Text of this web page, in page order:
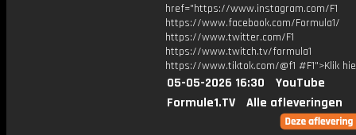
href="https://www.instagram.com/F1
https://www.facebook.com/Formula1/
https://www.twitter.com/F1
https://www.twitch.tv/formula1
https://www.tiktok.com/@f1 #F1">Klik
05-05-2026 16:30
YouTube
Formule1.TV
Alle afleveringen